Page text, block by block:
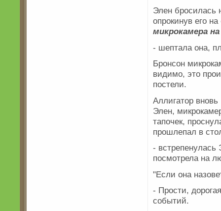
Элен бросилась
опрокинув его
микрокамера
- шептала она,
Бронсон
видимо, это
постели.
Аллигатор
Элен,
тапочек,
прошлепал в
-
посмотрела на
"Если она
- Прости,
событий.